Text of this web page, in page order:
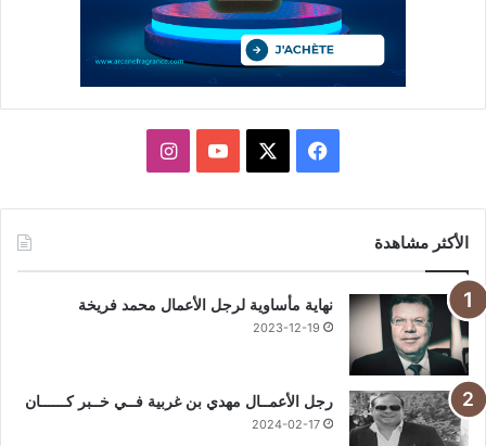
فيسبوك يوتيوبانستقرام
الأكثر مشاهدة
نهاية مأساوية لرجل الأعمال محمد فريخة
2023-12-19
رجل الأعمــال مهدي بن غربية فــي خــبر كــــــان
2024-02-17